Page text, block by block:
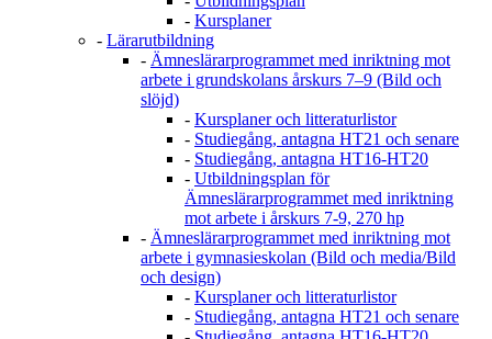
- Kursplaner
- Lärarutbildning
- Ämneslärarprogrammet med inriktning mot
arbete i grundskolans årskurs 7–9 (Bild och
slöjd)
- Kursplaner och litteraturlistor
- Studiegång, antagna HT21 och senare
- Studiegång, antagna HT16-HT20
- Utbildningsplan för
Ämneslärarprogrammet med inriktning
mot arbete i årskurs 7-9, 270 hp
- Ämneslärarprogrammet med inriktning mot
arbete i gymnasieskolan (Bild och media/Bild
och design)
- Kursplaner och litteraturlistor
- Studiegång, antagna HT21 och senare